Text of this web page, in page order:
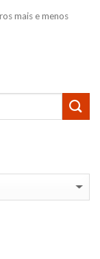
mais e menos